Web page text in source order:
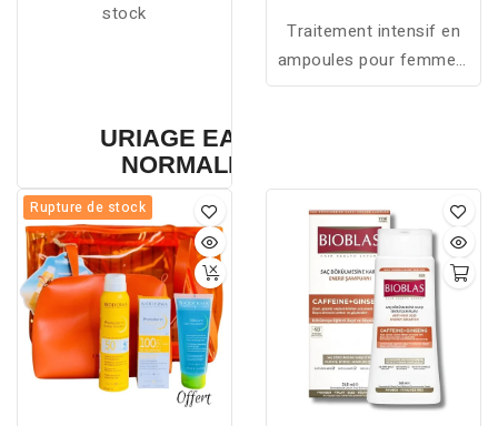
stock
URIAGE EAU MICELLAIRE
NORMALES À SÈCHES 250 ML
Traitement intensif en
ampoules pour femmes,
favorisant la repousse
technologie
transdermique brevetée.
Rupture de stock